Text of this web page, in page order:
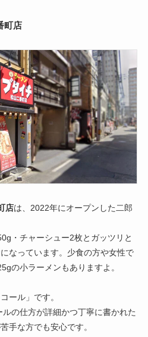
町店
店は、2022年にオープンした二郎
・チャーシュー2枚とガッツリと
なっています。少食の方や女性で
の小ラーメンもありますよ。
ール」です。
の仕方が詳細かつ丁寧に書かれた
手な方でも安心です。